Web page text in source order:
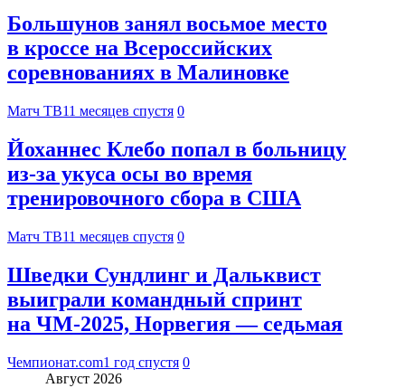
Большунов занял восьмое место
в кроссе на Всероссийских
соревнованиях в Малиновке
Матч ТВ11 месяцев спустя 0
Йоханнес Клебо попал в больницу
из‑за укуса осы во время
тренировочного сбора в США
Матч ТВ11 месяцев спустя 0
Шведки Сундлинг и Дальквист
выиграли командный спринт
на ЧМ-2025, Норвегия — седьмая
Чемпионат.com1 год спустя 0
Август 2026